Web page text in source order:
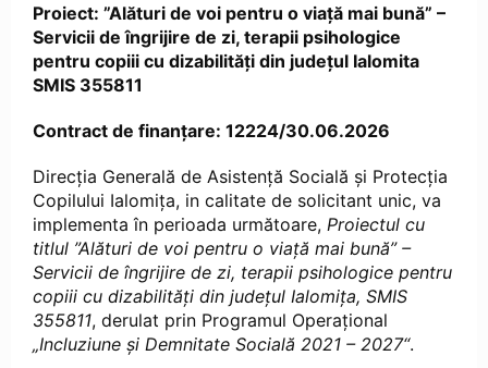
Proiect: ”Alături de voi pentru o viață mai bună” –
Servicii de îngrijire de zi, terapii psihologice
pentru copiii cu dizabilități din județul Ialomita
SMIS 355811
Contract de finanțare: 12224/30.06.2026
Direcția Generală de Asistență Socială și Protecția
Copilului Ialomița, in calitate de solicitant unic, va
implementa în perioada următoare, Proiectul cu
titlul ”Alături de voi pentru o viață mai bună” –
Servicii de îngrijire de zi, terapii psihologice pentru
copiii cu dizabilități din județul Ialomița, SMIS
355811, derulat prin Programul Operațional
„Incluziune și Demnitate Socială 2021 – 2027“.